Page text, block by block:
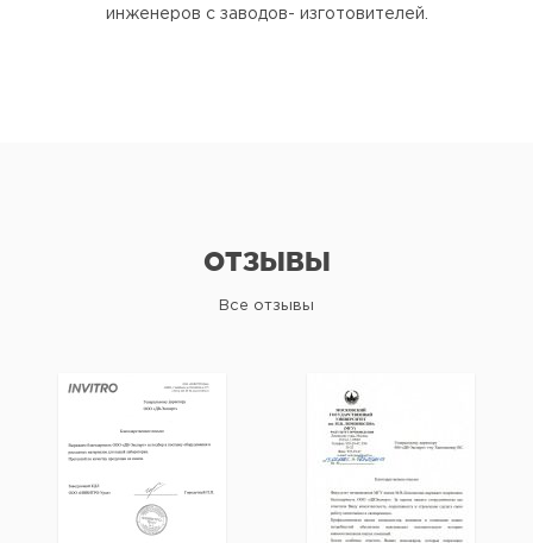
инженеров с заводов- изготовителей.
ОТЗЫВЫ
Все отзывы